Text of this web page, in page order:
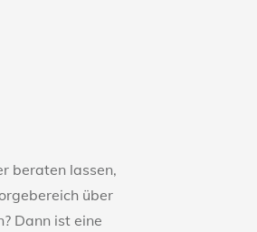
beraten lassen,
über
Dann ist eine